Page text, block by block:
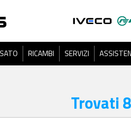
RICAMBI SERVIZI
Trovati